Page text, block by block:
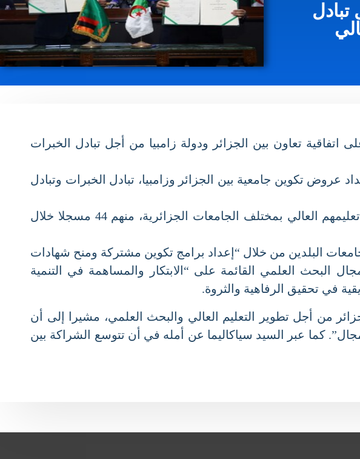
التوقيع على اتفاقية تعاون بين الجزائر ودولة زامبيا من أجل تبادل الخبرات
تكوين جامعية بين الجزائر وزامبيا، تبادل الخبرات وتبادل
وذكر السيد الوزير في هذا الإطار، أنّ ما لا يقل عن 67 طالبا من دولة زامبيا يزاولون تعليمهم العالي بمختلف الجامعات الجزائرية، منهم 44 مسجلا خلال
البلدين من خلال “إعداد برامج تكوين مشتركة ومنح شهادات
البحث العلمي القائمة على “الابتكار والمساهمة في التنمية
في تحقيق الرفاهية والثروة.
من أجل تطوير التعليم العالي والبحث العلمي، مشيرا إلى أن
كما عبر السيد سياكاليما عن أمله في أن تتوسع الشراكة بين